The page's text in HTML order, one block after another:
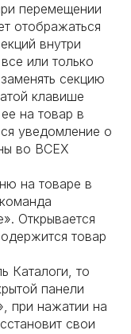
перемещении
отображаться
внутри
или только
секцию
клавише
на товар в
уведомление о
во ВСЕХ
на товаре в
Открывается
товар
Каталоги, то
панели
при нажатии на
свои